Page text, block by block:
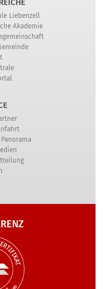
Liebenzell
Akademie